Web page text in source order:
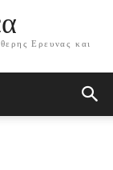
Ερευνας και